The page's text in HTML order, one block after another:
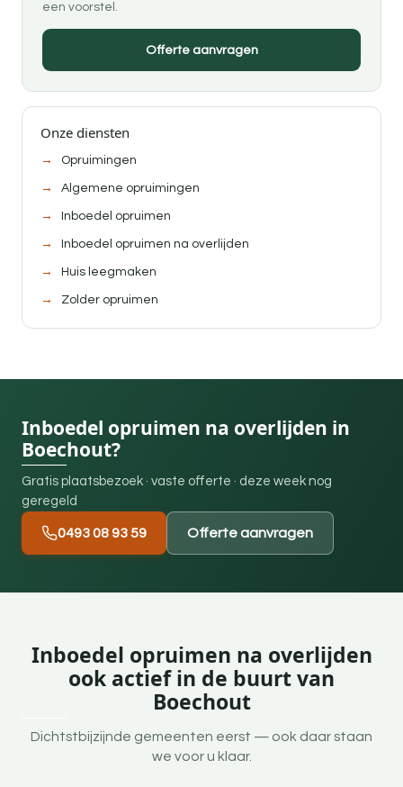
een voorstel.
Offerte aanvragen
Onze diensten
Opruimingen
Algemene opruimingen
Inboedel opruimen
Inboedel opruimen na overlijden
Huis leegmaken
Zolder opruimen
Inboedel opruimen na overlijden in
Boechout?
Gratis plaatsbezoek · vaste offerte · deze week nog
geregeld
0493 08 93 59 Offerte aanvragen
Inboedel opruimen na overlijden
ook actief in de buurt van
Boechout
Dichtstbijzijnde gemeenten eerst — ook daar staan
we voor u klaar.